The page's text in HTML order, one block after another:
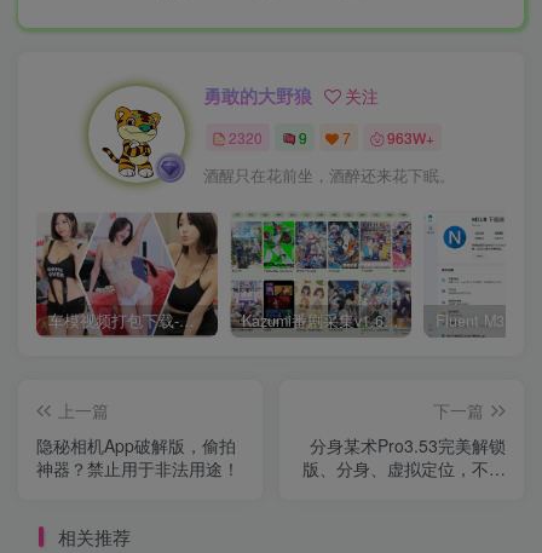
勇敢的大野狼 关注
2320 9 7 963W+
酒醒只在花前坐，酒醉还来花下眠。
车模视频打包下载-高清无水印版 Kazumi番剧采集v1.6.9：支持自定义规则+在线观看+弹幕，跨平台下载
上一篇
隐秘相机App破解版，偷拍
神器？禁止用于非法用途！
下一篇
分身某术Pro3.53完美解锁
版、分身、虚拟定位，不怕
相关推荐